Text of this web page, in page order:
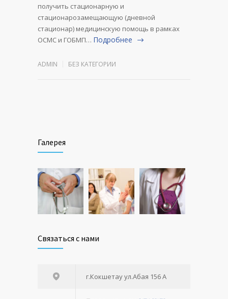
получить стационарную и
стационарозамещающую (дневной
стационар) медицинскую помощь в рамках
ОСМС и ГОБМП… Подробнее
ADMIN БЕЗ КАТЕГОРИИ
Галерея
Связаться с нами
г.Кокшетау ул.Абая 156 А